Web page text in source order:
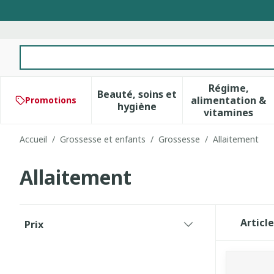
Promotions
Beauté, soins et
hygièneAfficher le sous-menu pour
Régime,
alimentation &
vitamines
Afficher
Accueil / Grossesse et enfants / Grossesse / Allaitement
Allaitement
Prix